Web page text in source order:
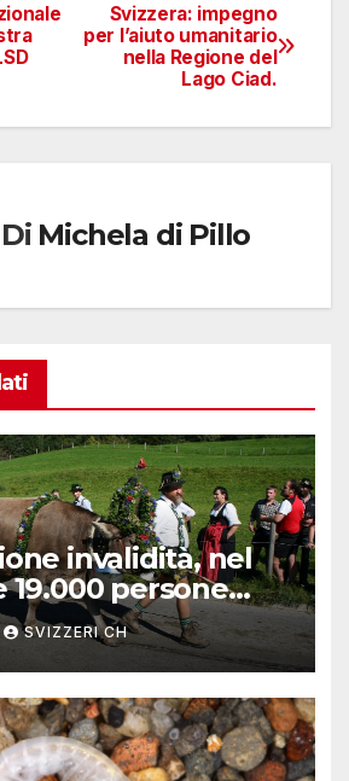
Svizzera: impegno
per l’aiuto umanitario
nella Regione del
Lago Ciad.
Di Michela di Pillo
invalidità, nel
19.000 persone
nel mercato del
SVIZZERI CH